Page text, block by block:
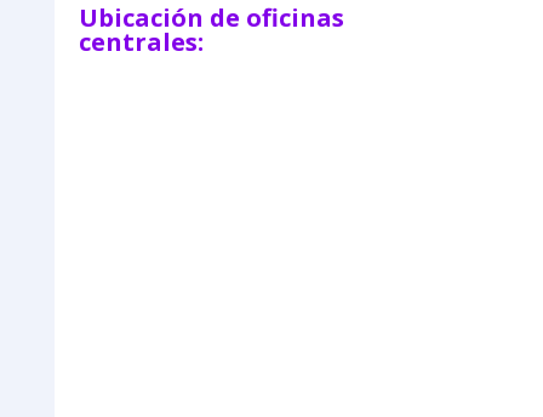
Ubicación de oficinas
centrales: